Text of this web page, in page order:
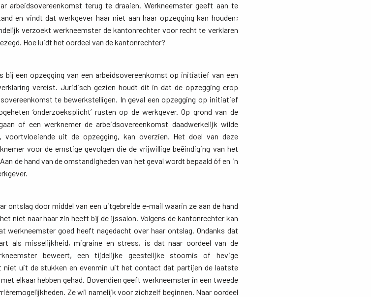
arbeidsovereenkomst terug te draaien. Werkneemster geeft aan te
en vindt dat werkgever haar niet aan haar opzegging kan houden;
verzoekt werkneemster de kantonrechter voor recht te verklaren
Hoe luidt het oordeel van de kantonrechter?
bij een opzegging van een arbeidsovereenkomst op initiatief van een
vereist. Juridisch gezien houdt dit in dat de opzegging erop
te bewerkstelligen. In geval een opzegging op initiatief
‘onderzoeksplicht’ rusten op de werkgever. Op grond van de
of een werknemer de arbeidsovereenkomst daadwerkelijk wilde
voortvloeiende uit de opzegging, kan overzien. Het doel van deze
voor de ernstige gevolgen die de vrijwillige beëindiging van het
de hand van de omstandigheden van het geval wordt bepaald óf en in
ontslag door middel van een uitgebreide e-mail waarin ze aan de hand
niet naar haar zin heeft bij de ijssalon. Volgens de kantonrechter kan
werkneemster goed heeft nagedacht over haar ontslag. Ondanks dat
als misselijkheid, migraine en stress, is dat naar oordeel van de
beweert, een tijdelijke geestelijke stoornis of hevige
niet uit de stukken en evenmin uit het contact dat partijen de laatste
elkaar hebben gehad. Bovendien geeft werkneemster in een tweede
Ze wil namelijk voor zichzelf beginnen. Naar oordeel